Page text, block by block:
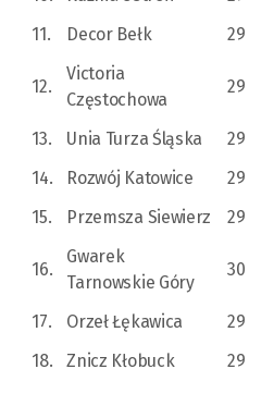
11.
Decor Bełk 29
12.
Victoria
Częstochowa
29
13. Unia Turza Śląska 29
14.
Rozwój Katowice 29
15.
Przemsza Siewierz 29
16.
Gwarek
Tarnowskie Góry
30
17. Orzeł Łękawica 29
18.
Znicz Kłobuck 29